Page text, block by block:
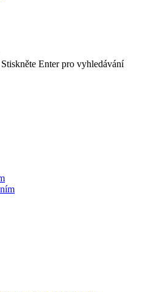
Stiskněte Enter pro vyhledávání